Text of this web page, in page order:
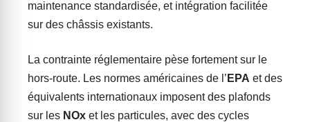
maintenance standardisée, et intégration facilitée
sur des châssis existants.
La contrainte réglementaire pèse fortement sur le
hors-route. Les normes américaines de l’ EPA et des
équivalents internationaux imposent des plafonds
sur les NOx et les particules, avec des cycles